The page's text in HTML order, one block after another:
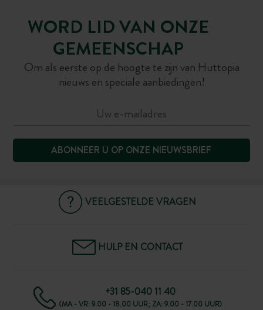
WORD LID VAN ONZE
GEMEENSCHAP
Om als eerste op de hoogte te zijn van Huttopia
nieuws en speciale aanbiedingen!
ABONNEER U OP ONZE NIEUWSBRIEF
VEELGESTELDE VRAGEN
HULP EN CONTACT
+31 85-040 11 40
(MA - VR: 9.00 - 18.00 UUR; ZA: 9.00 - 17.00 UUR)